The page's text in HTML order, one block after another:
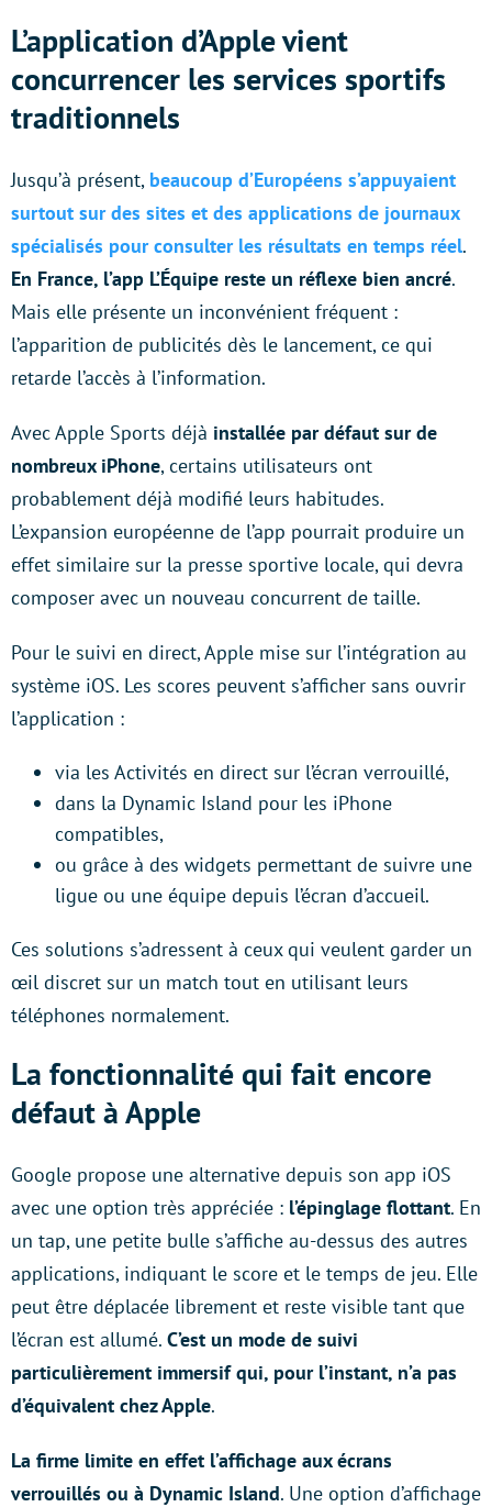
L’application d’Apple vient
concurrencer les services sportifs
traditionnels
Jusqu’à présent, beaucoup d’Européens s’appuyaient
surtout sur des sites et des applications de journaux
spécialisés pour consulter les résultats en temps réel.
En France, l’app L’Équipe reste un réflexe bien ancré.
Mais elle présente un inconvénient fréquent :
l’apparition de publicités dès le lancement, ce qui
retarde l’accès à l’information.
Avec Apple Sports déjà installée par défaut sur de
nombreux iPhone, certains utilisateurs ont
probablement déjà modifié leurs habitudes.
L’expansion européenne de l’app pourrait produire un
effet similaire sur la presse sportive locale, qui devra
composer avec un nouveau concurrent de taille.
Pour le suivi en direct, Apple mise sur l’intégration au
système iOS. Les scores peuvent s’afficher sans ouvrir
l’application :
via les Activités en direct sur l’écran verrouillé,
dans la Dynamic Island pour les iPhone
compatibles,
ou grâce à des widgets permettant de suivre une
ligue ou une équipe depuis l’écran d’accueil.
Ces solutions s’adressent à ceux qui veulent garder un
œil discret sur un match tout en utilisant leurs
téléphones normalement.
La fonctionnalité qui fait encore
défaut à Apple
Google propose une alternative depuis son app iOS
avec une option très appréciée : l’épinglage flottant. En
un tap, une petite bulle s’affiche au-dessus des autres
applications, indiquant le score et le temps de jeu. Elle
peut être déplacée librement et reste visible tant que
l’écran est allumé. C’est un mode de suivi
particulièrement immersif qui, pour l’instant, n’a pas
d’équivalent chez Apple.
La firme limite en effet l’affichage aux écrans
verrouillés ou à Dynamic Island. Une option d’affichage